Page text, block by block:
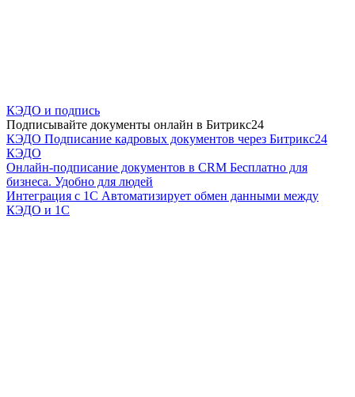
КЭДО и подпись
Подписывайте документы онлайн в Битрикс24
КЭДО Подписание кадровых документов через Битрикс24
КЭДО
Онлайн-подписание документов в CRM Бесплатно для
бизнеса. Удобно для людей
Интеграция с 1С Автоматизирует обмен данными между
КЭДО и 1С